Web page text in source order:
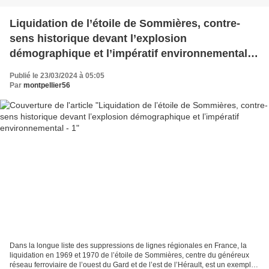
Liquidation de l’étoile de Sommières, contre-
sens historique devant l’explosion
démographique et l’impératif environnemental -
Publié le 23/03/2024 à 05:05
Par montpellier56
Dans la longue liste des suppressions de lignes régionales en France, la
liquidation en 1969 et 1970 de l’étoile de Sommières, centre du généreux
réseau ferroviaire de l’ouest du Gard et de l’est de l’Hérault, est un exemple